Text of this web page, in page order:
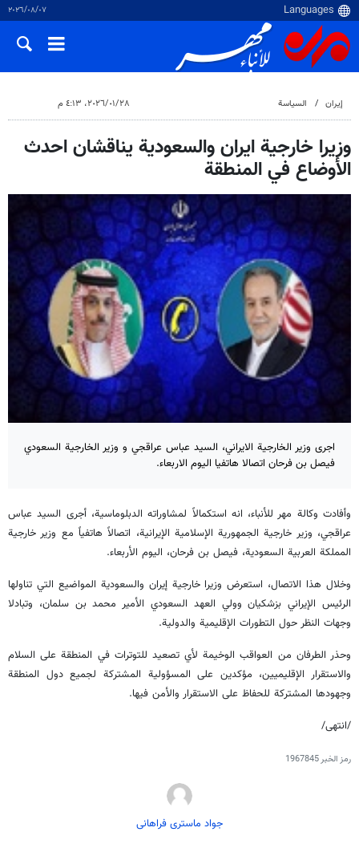
٠٧‏/٠٨‏/٢٠٢٦
إيران السياسة ٢٨‏/٠١‏/٢٠٢٦، ٤:١٣ م
وزيرا خارجية ايران والسعودية يناقشان احدث
الأوضاع في المنطقة
اجرى وزير الخارجية الايراني، السيد عباس عراقجي و وزير الخارجية السعودي
فيصل بن فرحان اتصالا هاتفيا اليوم الاربعاء.
وأفادت وكالة مهر للأنباء، انه استكمالاً لمشاوراته الدبلوماسية، أجرى السيد عباس
عراقجي، وزير خارجية الجمهورية الإسلامية الإيرانية، اتصالاً هاتفياً مع وزير خارجية
المملكة العربية السعودية، فيصل بن فرحان، اليوم الأربعاء.
وخلال هذا الاتصال، استعرض وزيرا خارجية إيران والسعودية المواضيع التي تناولها
الرئيس الإيراني بزشكيان وولي العهد السعودي الأمير محمد بن سلمان، وتبادلا
وجهات النظر حول التطورات الإقليمية والدولية.
وحذر الطرفان من العواقب الوخيمة لأي تصعيد للتوترات في المنطقة على السلام
والاستقرار الإقليميين، مؤكدين على المسؤولية المشتركة لجميع دول المنطقة
وجهودها المشتركة للحفاظ على الاستقرار والأمن فيها.
/انتهى/
رمز الخبر1967845
جواد ماستری فراهانی